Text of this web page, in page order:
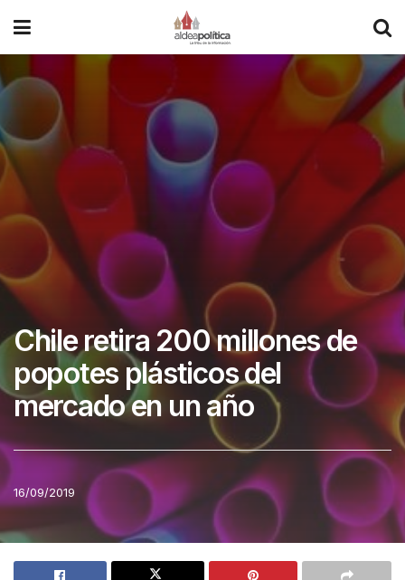
Chile retira 200 millones de
popotes plásticos del
mercado en un año
16/09/2019